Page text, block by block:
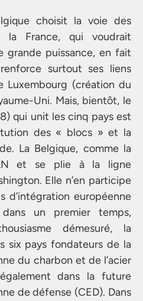
choisit la voie des
la France, qui voudrait
grande puissance, en fait
surtout ses liens
Luxembourg (création du
Uni. Mais, bientôt, le
qui unit les cinq pays est
des « blocs » et la
La Belgique, comme la
et se plie à la ligne
Elle n’en participe
d’intégration européenne
un premier temps,
démesuré, la
six pays fondateurs de la
du charbon et de l’acier
dans la future
de défense (CED). Dans